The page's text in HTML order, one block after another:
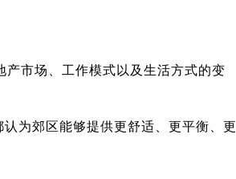
产市场、工作模式以及生活方式的变
为郊区能够提供更舒适、更平衡、更